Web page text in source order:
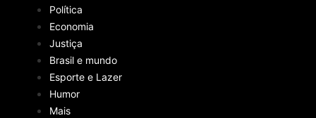
Política
Economia
Justiça
Brasil e mundo
Esporte e Lazer
Humor
Mais